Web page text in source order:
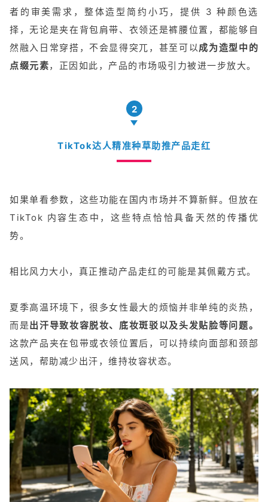
者的审美需求，整体造型简约小巧，提供 3 种颜色选
择，无论是夹在背包肩带、衣领还是裤腰位置，都能够自
然融入日常穿搭，不会显得突兀，甚至可以成为造型中的
点缀元素，正因如此，产品的市场吸引力被进一步放大。
2
TikTok达人精准种草助推产品走红
如果单看参数，这些功能在国内市场并不算新鲜。但放在
TikTok 内容生态中，这些特点恰恰具备天然的传播优
势。
相比风力大小，真正推动产品走红的可能是其佩戴方式。
夏季高温环境下，很多女性最大的烦恼并非单纯的炎热，
而是出汗导致妆容脱妆、底妆斑驳以及头发贴脸等问题。
这款产品夹在包带或衣领位置后，可以持续向面部和颈部
送风，帮助减少出汗，维持妆容状态。